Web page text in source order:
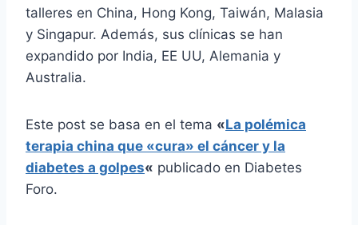
talleres en China, Hong Kong, Taiwán, Malasia
y Singapur. Además, sus clínicas se han
expandido por India, EE UU, Alemania y
Australia.
Este post se basa en el tema «La polémica
terapia china que «cura» el cáncer y la
diabetes a golpes« publicado en Diabetes
Foro.